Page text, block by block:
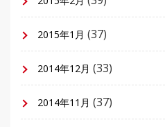
2015年1月 (37)
2014年12月 (33)
2014年11月 (37)